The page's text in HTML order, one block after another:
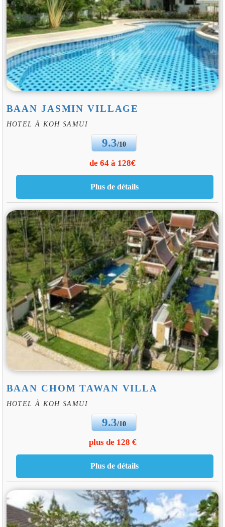
BAAN JASMIN VILLAGE
HOTEL À KOH SAMUI
9.3/10
de 64 à 128€
BAAN CHOM TAWAN VILLA
HOTEL À KOH SAMUI
9.3/10
plus de 128 €